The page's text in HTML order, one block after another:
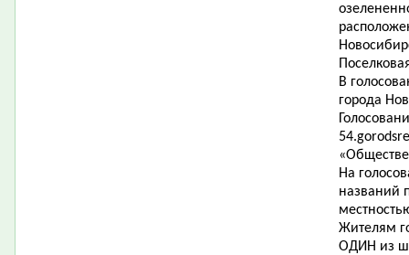
В
города
На
названий
Жителям
ОДИН из